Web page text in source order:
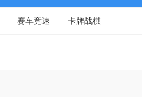
赛车竞速 卡牌战棋